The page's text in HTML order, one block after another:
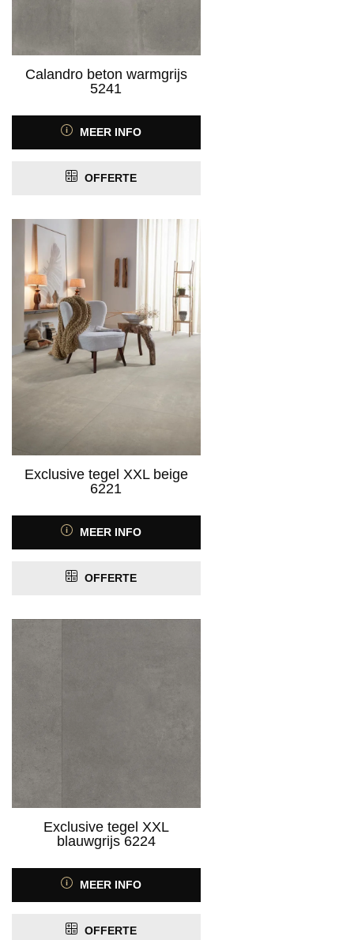
Calandro beton warmgrijs
5241
MEER INFO
OFFERTE
Exclusive tegel XXL beige
6221
MEER INFO
OFFERTE
Exclusive tegel XXL
blauwgrijs 6224
MEER INFO
OFFERTE